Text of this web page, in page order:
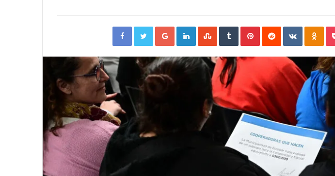
FacebookTwitterGoogle+LinkedInStumbleUpon
TumblrPinterestReddit VKontakte